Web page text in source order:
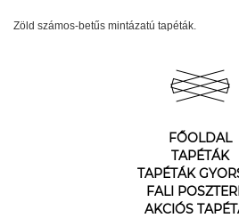
Zöld számos-betűs mintázatú tapéták.
FŐOLDAL
TAPÉTÁK
TAPÉTÁK
FALI
AKCIÓS